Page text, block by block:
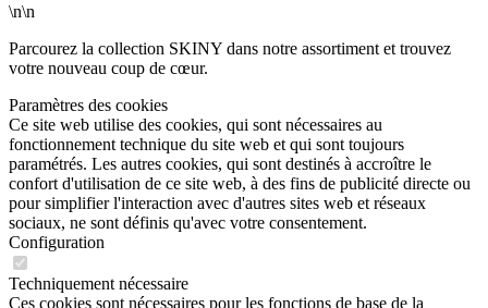
\n\n
Parcourez la collection SKINY dans notre assortiment et trouvez
votre nouveau coup de cœur.
Paramètres des cookies
Ce site web utilise des cookies, qui sont nécessaires au
fonctionnement technique du site web et qui sont toujours
paramétrés. Les autres cookies, qui sont destinés à accroître le
confort d'utilisation de ce site web, à des fins de publicité directe ou
pour simplifier l'interaction avec d'autres sites web et réseaux
sociaux, ne sont définis qu'avec votre consentement.
Configuration
Techniquement nécessaire
Ces cookies sont nécessaires pour les fonctions de base de la